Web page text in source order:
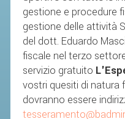
gestione e procedure
gestione delle attività
del dott. Eduardo
fiscale nel terzo
servizio gratuito
vostri quesiti di natura
dovranno essere